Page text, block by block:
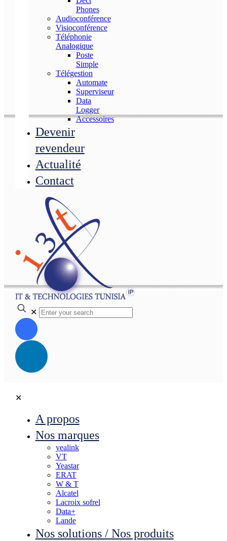
Phones
Audioconférence
Visioconférence
Téléphonie
Analogique
Poste
Simple
Télégestion
Automate
Superviseur
Data
Logger
Accessoires
Devenir
revendeur
Actualité
Contact
✕
✕
A propos
Nos marques
yealink
VT
Yeastar
ERAT
W & T
Alcatel
Lacroix sofrel
Data+
Lande
Nos solutions / Nos produits